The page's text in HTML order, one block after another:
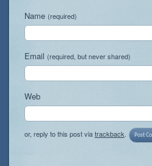
Name (required)
Email (required, but never shared)
Web
or, reply to this post viatrackback